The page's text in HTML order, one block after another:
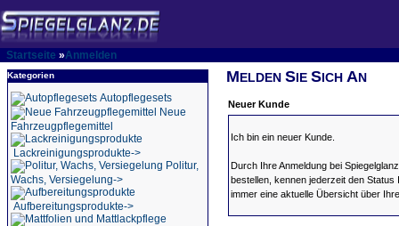
Startseite »Anmelden
Kategorien
Autopflegesets
Neue
Fahrzeugpflegemittel
Lackreinigungsprodukte->
Politur,
Wachs, Versiegelung->
Aufbereitungsprodukte->
MELDEN SIE SICH AN
Neuer Kunde
Ich bin ein neuer Kunde.
Durch Ihre Anmeldung bei
bestellen, kennen jederzeit den Status
immer eine aktuelle Übersicht über